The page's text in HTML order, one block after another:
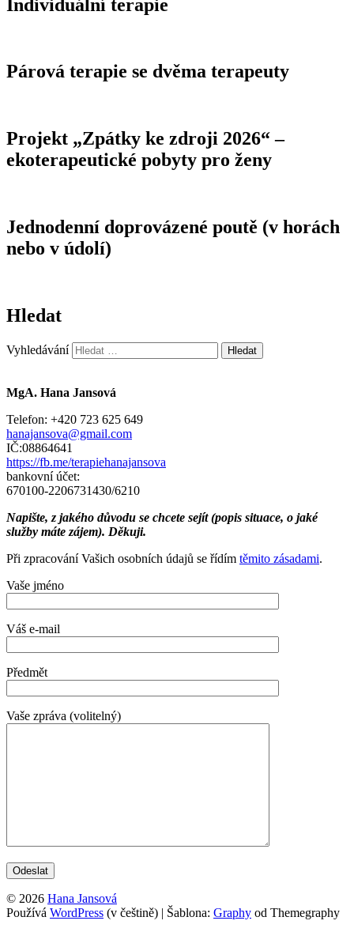
Individuální terapie
Párová terapie se dvěma terapeuty
Projekt „Zpátky ke zdroji 2026“ –
ekoterapeutické pobyty pro ženy
Jednodenní doprovázené poutě (v horách
nebo v údolí)
Hledat
Vyhledávání
MgA. Hana Jansová
Telefon: +420 723 625 649
hanajansova@gmail.com
IČ:08864641
https://fb.me/terapiehanajansova
bankovní účet:
670100-2206731430/6210
Napište, z jakého důvodu se chcete sejít (popis situace, o jaké
služby máte zájem). Děkuji.
Při zpracování Vašich osobních údajů se řídím těmito zásadami.
Vaše jméno
Váš e-mail
Předmět
Vaše zpráva (volitelný)
© 2026 Hana Jansová
Používá WordPress (v češtině) | Šablona: Graphy od Themegraphy